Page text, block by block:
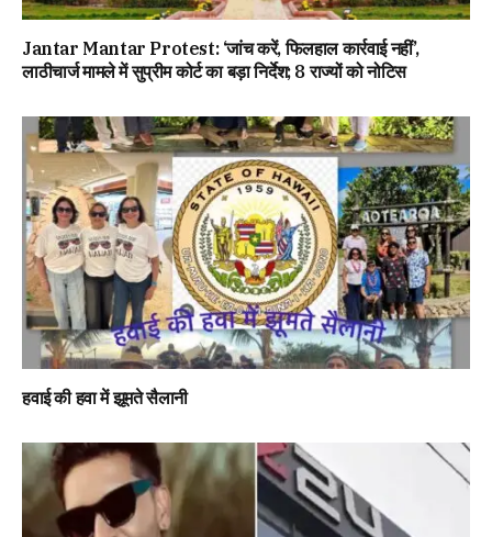
Jantar Mantar Protest: ‘जांच करें, फिलहाल कार्रवाई नहीं’,
लाठीचार्ज मामले में सुप्रीम कोर्ट का बड़ा निर्देश; 8 राज्यों को नोटिस
हवाई की हवा में झूमते सैलानी